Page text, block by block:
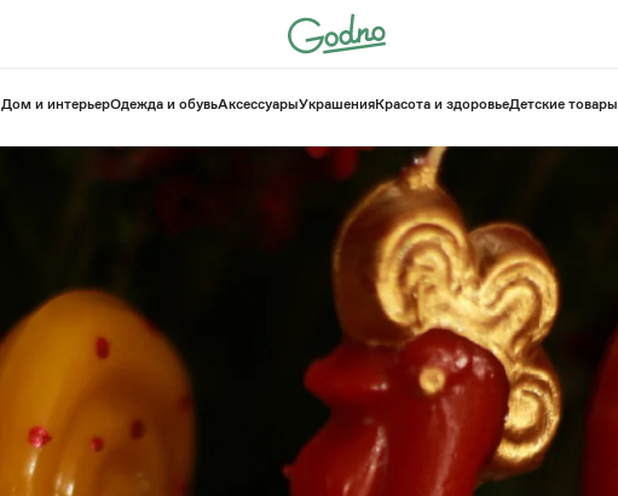
⁠Дом и интерьерОдежда и обувьАксессуарыУкрашенияКрасота и здоровье⁠Детские товары